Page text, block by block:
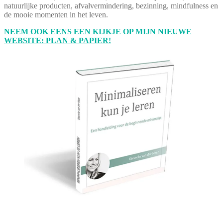
natuurlijke producten, afvalvermindering, bezinning, mindfulness en
de mooie momenten in het leven.
NEEM OOK EENS EEN KIJKJE OP MIJN NIEUWE
WEBSITE: PLAN & PAPIER!